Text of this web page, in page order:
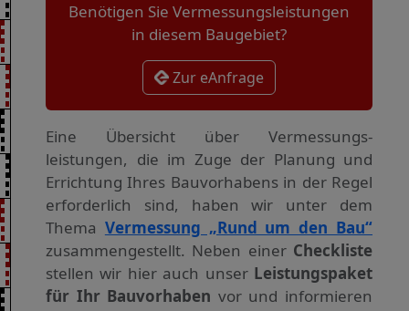
Benötigen Sie Vermessungsleistungen
in diesem Baugebiet?
Zur eAnfrage
Eine Übersicht über Vermessungs­
leistungen, die im Zuge der Planung und
Errichtung Ihres Bauvorhabens in der Regel
erforderlich sind, haben wir unter dem
Thema Vermessung „Rund um den Bau“
zusammengestellt. Neben einer Checkliste
stellen wir hier auch unser Leistungspaket
für Ihr Bauvorhaben vor und informieren